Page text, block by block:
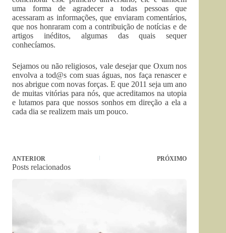
uma forma de agradecer a todas pessoas que
acessaram as informações, que enviaram comentários,
que nos honraram com a contribuição de notícias e de
artigos inéditos, algumas das quais sequer
conhecíamos.
Sejamos ou não religiosos, vale desejar que Oxum nos
envolva a tod@s com suas águas, nos faça renascer e
nos abrigue com novas forças. E que 2011 seja um ano
de muitas vitórias para nós, que acreditamos na utopia
e lutamos para que nossos sonhos em direção a ela a
cada dia se realizem mais um pouco.
ANTERIOR PRÓXIMO
Posts relacionados